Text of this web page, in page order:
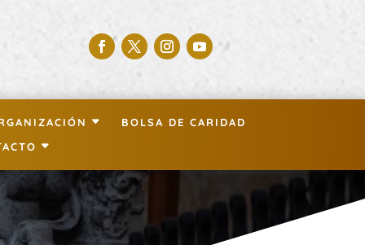
BOLSA DE CARIDAD